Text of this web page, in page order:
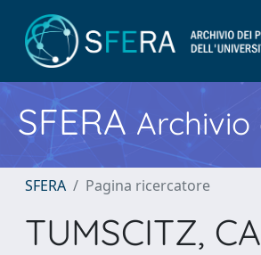
SFERA
SFERA Pagina ricercatore
TUMSCITZ,